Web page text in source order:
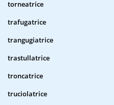
torneatrice
trafugatrice
trangugiatrice
trastullatrice
troncatrice
truciolatrice